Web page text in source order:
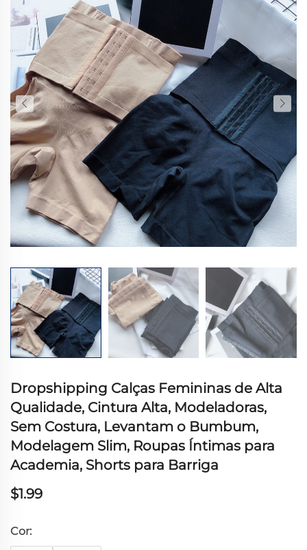
Dropshipping Calças Femininas de Alta
Qualidade, Cintura Alta, Modeladoras,
Sem Costura, Levantam o Bumbum,
Modelagem Slim, Roupas Íntimas para
Academia, Shorts para Barriga
$1.99
Cor: